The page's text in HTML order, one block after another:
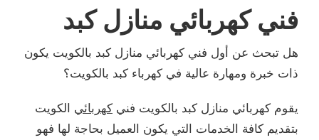
فني كهربائي منازل كبد
هل تبحث عن أول فني كهربائي منازل كبد بالكويت يكون
ذات خبرة ومهارة عالية في كهرباء كبد بالكويت؟
يقوم كهربائي منازل كبد بالكويت فني كهربائي الكويت
بتقديم كافة الخدمات التي يكون العميل بحاجة لها فهو